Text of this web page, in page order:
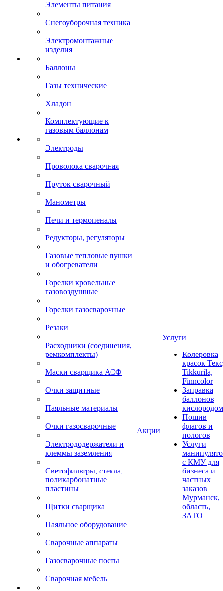
Элементы питания
Снегоуборочная техника
Электромонтажные
изделия
Баллоны
Газы технические
Хладон
Комплектующие к
газовым баллонам
Электроды
Проволока сварочная
Пруток сварочный
Манометры
Печи и термопеналы
Редукторы, регуляторы
Газовые тепловые пушки
и обогреватели
Горелки кровельные
газовоздушные
Горелки газосварочные
Резаки
Расходники (соединения,
ремкомплекты)
Маски сварщика АСФ
Очки защитные
Паяльные материалы
Очки газосварочные
Электрододержатели и
клеммы заземления
Светофильтры, стекла,
поликарбонатные
пластины
Щитки сварщика
Паяльное оборудование
Сварочные аппараты
Газосварочные посты
Сварочная мебель
Акции
Услуги
Колеровка
красок
Tikkurila,
Finncolor
Заправка
баллонов
кислородом
Пошив
флагов и
пологов
Услуги
с КМУ для
бизнеса и
частных
заказов |
Мурманск,
область,
ЗАТО